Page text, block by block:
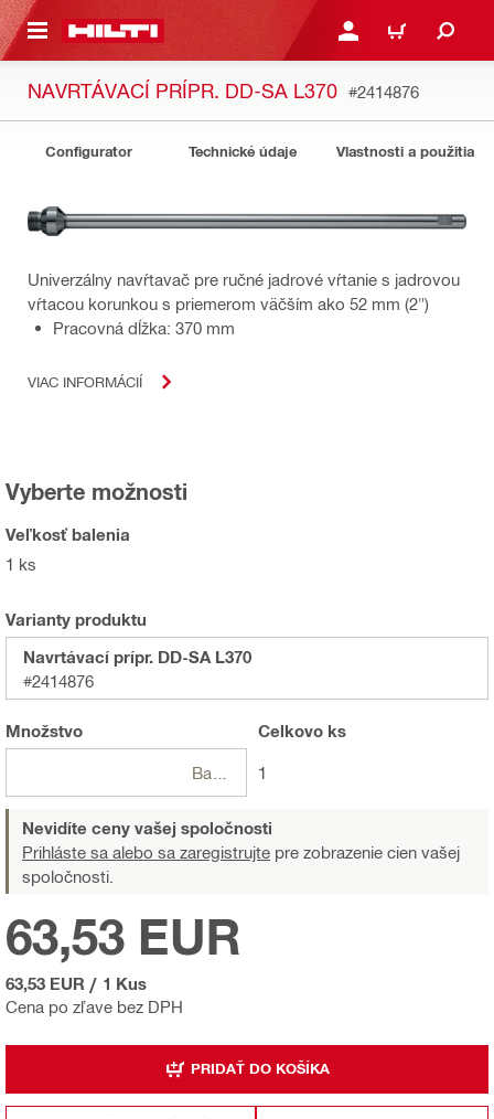
HLAVNÝ OBSAH PRIHLÁSIŤ ALEBO
KOŠÍK
NAVRTÁVACÍ PRÍPR. DD-SA L370 #2414876
Configurator Technické údaje Vlastnosti a použitia
Univerzálny navŕtavač pre ručné jadrové vŕtanie s jadrovou
vŕtacou korunkou s priemerom väčším ako 52 mm (2")
Pracovná dĺžka: 370 mm
VIAC INFORMÁCIÍ
Vyberte možnosti
Veľkosť balenia
1 ks
Varianty produktu
Navrtávací prípr. DD-SA L370
#2414876
Množstvo Celkovo ks
1
Nevidíte ceny vašej spoločnosti
Prihláste sa alebo sa zaregistrujte pre zobrazenie cien vašej
spoločnosti.
Cena po zľave bez DPH
63,53 EUR
63,53 EUR / 1 Kus
PRIDAŤ DO KOŠÍKA